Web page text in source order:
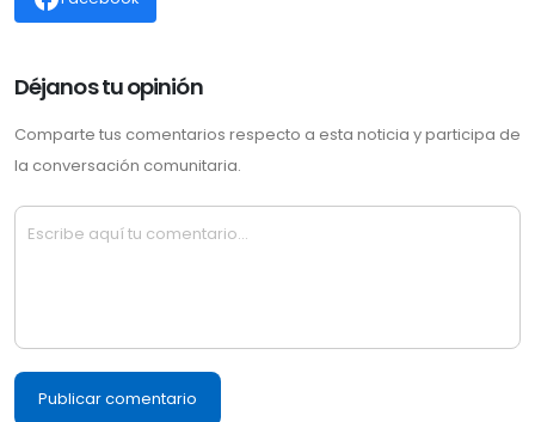
Déjanos tu opinión
Comparte tus comentarios respecto a esta noticia y participa de
la conversación comunitaria.
Publicar comentario